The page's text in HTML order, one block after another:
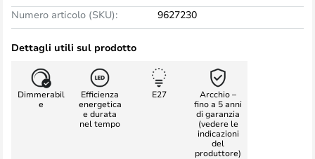
Numero articolo (SKU):
9627230
Dettagli utili sul prodotto
Dimmerabil
e
Efficienza
energetica
e durata
nel tempo
E27
Arcchio –
fino a 5 anni
di garanzia
(vedere le
indicazioni
del
produttore)